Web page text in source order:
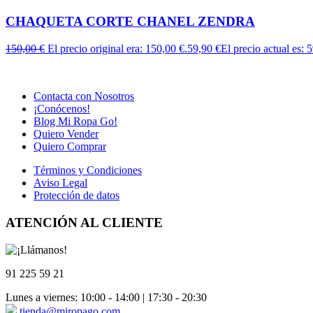
CHAQUETA CORTE CHANEL ZENDRA
150,00€ El precio original era: 150,00 €.59,90 €El precio actual es:
Contacta con Nosotros
¡Conócenos!
Blog Mi Ropa Go!
Quiero Vender
Quiero Comprar
Términos y Condiciones
Aviso Legal
Protección de datos
ATENCIÓN AL CLIENTE
91 225 59 21
Lunes a viernes: 10:00 - 14:00 | 17:30 - 20:30